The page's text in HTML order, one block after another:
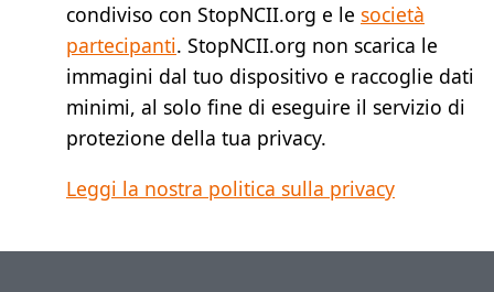
condiviso con StopNCII.org e le società
partecipanti. StopNCII.org non scarica le
immagini dal tuo dispositivo e raccoglie dati
minimi, al solo fine di eseguire il servizio di
protezione della tua privacy.
Leggi la nostra politica sulla privacy